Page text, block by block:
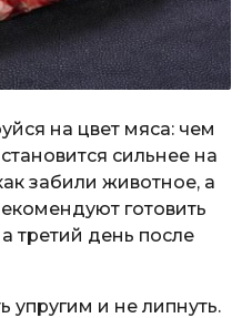
на цвет мяса: чем
сильнее на
забили животное, а
готовить
третий день после
и не липнуть.